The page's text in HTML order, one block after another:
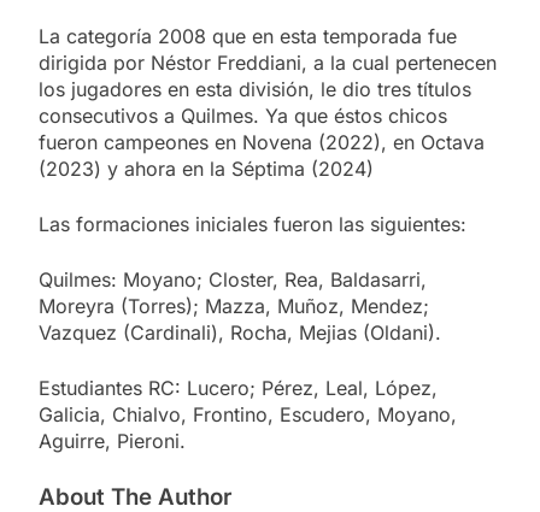
La categoría 2008 que en esta temporada fue
dirigida por Néstor Freddiani, a la cual pertenecen
los jugadores en esta división, le dio tres títulos
consecutivos a Quilmes. Ya que éstos chicos
fueron campeones en Novena (2022), en Octava
(2023) y ahora en la Séptima (2024)
Las formaciones iniciales fueron las siguientes:
Quilmes: Moyano; Closter, Rea, Baldasarri,
Moreyra (Torres); Mazza, Muñoz, Mendez;
Vazquez (Cardinali), Rocha, Mejias (Oldani).
Estudiantes RC: Lucero; Pérez, Leal, López,
Galicia, Chialvo, Frontino, Escudero, Moyano,
Aguirre, Pieroni.
About The Author